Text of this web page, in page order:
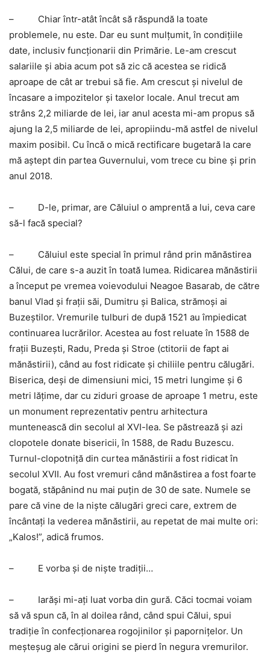
– Chiar într-atât încât să răspundă la toate
problemele, nu este. Dar eu sunt mulţumit, în condiţiile
date, inclusiv funcţionarii din Primărie. Le-am crescut
salariile şi abia acum pot să zic că acestea se ridică
aproape de cât ar trebui să fie. Am crescut şi nivelul de
încasare a impozitelor şi taxelor locale. Anul trecut am
strâns 2,2 miliarde de lei, iar anul acesta mi-am propus să
ajung la 2,5 miliarde de lei, apropiindu-mă astfel de nivelul
maxim posibil. Cu încă o mică rectificare bugetară la care
mă aştept din partea Guvernului, vom trece cu bine şi prin
anul 2018.
– D-le, primar, are Căluiul o amprentă a lui, ceva care
să-l facă special?
– Căluiul este special în primul rând prin mănăstirea
Călui, de care s-a auzit în toată lumea. Ridicarea mănăstirii
a început pe vremea voievodului Neagoe Basarab, de către
banul Vlad şi fraţii săi, Dumitru şi Balica, strămoşi ai
Buzeştilor. Vremurile tulburi de după 1521 au împiedicat
continuarea lucrărilor. Acestea au fost reluate în 1588 de
fraţii Buzeşti, Radu, Preda şi Stroe (ctitorii de fapt ai
mănăstirii), când au fost ridicate şi chiliile pentru călugări.
Biserica, deşi de dimensiuni mici, 15 metri lungime şi 6
metri lăţime, dar cu ziduri groase de aproape 1 metru, este
un monument reprezentativ pentru arhitectura
muntenească din secolul al XVI-lea. Se păstrează şi azi
clopotele donate bisericii, în 1588, de Radu Buzescu.
Turnul-clopotniţă din curtea mănăstirii a fost ridicat în
secolul XVII. Au fost vremuri când mănăstirea a fost foarte
bogată, stăpânind nu mai puţin de 30 de sate. Numele se
pare că vine de la nişte călugări greci care, extrem de
încântaţi la vederea mănăstirii, au repetat de mai multe ori:
„Kalos!”, adică frumos.
– E vorba şi de nişte tradiţii…
– Iarăşi mi-aţi luat vorba din gură. Căci tocmai voiam
să vă spun că, în al doilea rând, când spui Călui, spui
tradiţie în confecţionarea rogojinilor şi paporniţelor. Un
meşteşug ale cărui origini se pierd în negura vremurilor.